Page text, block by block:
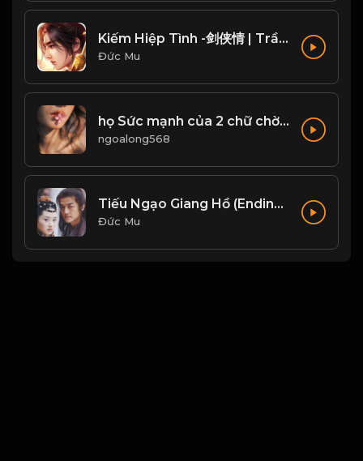
Kiếm Hiệp Tình -剑侠情 | Trần Phi Bình
Đức Mu
họ Sức mạnh của 2 chữ chờ đợi! Đạo
ngoalong568
Tiếu Ngạo Giang Hồ (Ending Ost) - Liu Huan Ft Faye Wong
Đức Mu